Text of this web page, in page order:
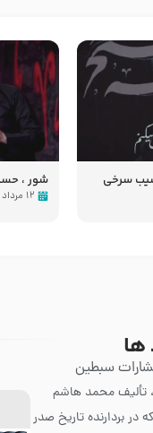
سرخی
شور ،
عزاداری
۱۲ مرداد ۱۴۰۵
ها
سبطین
تألیف محمد هاشم
در بردارنده تاریخ صدر